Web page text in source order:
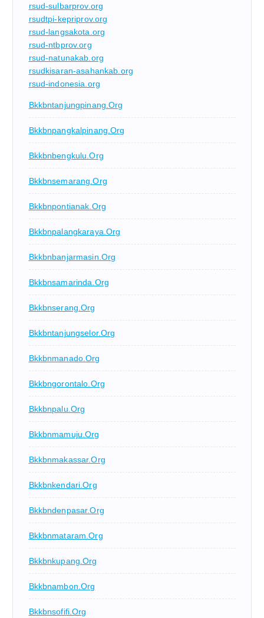
rsud-sulbarprov.org
rsudtpi-kepriprov.org
rsud-langsakota.org
rsud-ntbprov.org
rsud-natunakab.org
rsudkisaran-asahankab.org
rsud-indonesia.org
Bkkbntanjungpinang.org
Bkkbnpangkalpinang.org
Bkkbnbengkulu.org
Bkkbnsemarang.org
Bkkbnpontianak.org
Bkkbnpalangkaraya.org
Bkkbnbanjarmasin.org
Bkkbnsamarinda.org
Bkkbnserang.org
Bkkbntanjungselor.org
Bkkbnmanado.org
Bkkbngorontalo.org
Bkkbnpalu.org
Bkkbnmamuju.org
Bkkbnmakassar.org
Bkkbnkendari.org
Bkkbndenpasar.org
Bkkbnmataram.org
Bkkbnkupang.org
Bkkbnambon.org
Bkkbnsofifi.org